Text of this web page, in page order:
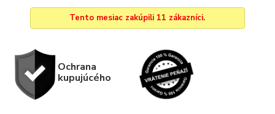
Tento mesiac zakúpili 11 zákazníci.
Ochrana
kupujúcého